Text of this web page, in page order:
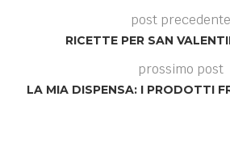
post precedente
RICETTE PER SAN
prossimo post
LA MIA DISPENSA: I PRODOTTI